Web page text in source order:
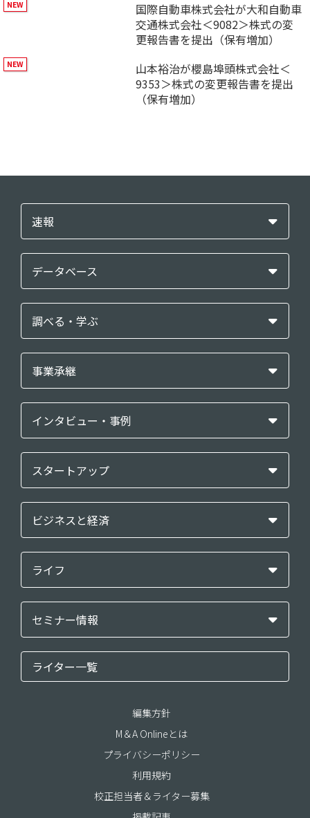
国際自動車株式会社が大和自動車
交通株式会社＜9082＞株式の変
更報告書を提出（保有増加）
山本裕治が櫻島埠頭株式会社＜
9353＞株式の変更報告書を提出
（保有増加）
速報
データベース
調べる・学ぶ
事業承継
インタビュー・事例
スタートアップ
ビジネスと経済
ライフ
セミナー情報
ライター一覧
編集方針
M＆A Onlineとは
プライバシーポリシー
利用規約
校正担当者＆ライター募集